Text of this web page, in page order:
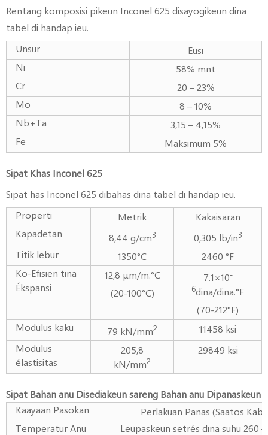
Rentang komposisi pikeun Inconel 625 disayogikeun dina
tabel di handap ieu.
Unsur
Eusi
Ni
58% mnt
Cr
20 – 23%
Mo
8 – 10%
Nb+Ta
3,15 – 4,15%
Fe
Maksimum 5%
Sipat Khas Inconel 625
Sipat has Inconel 625 dibahas dina tabel di handap ieu.
Properti
Metrik
Kakaisaran
Kapadetan
8,44 g/cm3 0,305 lb/in3
Titik lebur 1350°C
2460 °F
Ko-Efisien tina
Ékspansi
12,8 μm/m.°C
(20-100°C)
7.1×10-
6dina/dina.°F
(70-212°F)
Modulus kaku
79 kN/mm2
11458 ksi
Modulus
élastisitas
205,8
kN/mm2
29849 ksi
Sipat Bahan anu Disediakeun sareng Bahan anu Dipanaskeun
Kaayaan Pasokan
Perlakuan Panas (Saatos
Temperatur Anu
Leupaskeun setrés dina suhu 260 –